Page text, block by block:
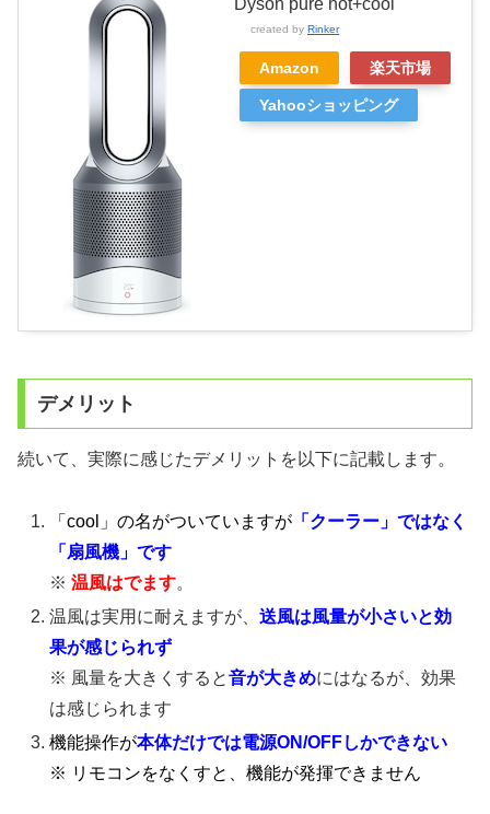
created by Rinker
Amazon 楽天市場
Yahooショッピング
デメリット
続いて、実際に感じたデメリットを以下に記載します。
「cool」の名がついていますが 「クーラー」ではなく
「扇風機」です
※温風はでます。
温風は実用に耐えますが、送風は風量が小さいと効
果が感じられず
※ 風量を大きくすると音が大きめにはなるが、効果
は感じられます
機能操作が本体だけでは電源ON/OFFしかできない
※ リモコンをなくすと、機能が発揮できません